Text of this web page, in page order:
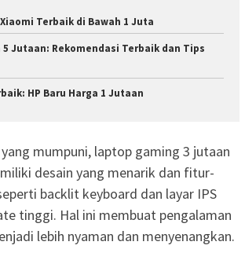
Terbaik di Bawah 1 Juta
5 Jutaan: Rekomendasi Terbaik dan Tips
HP Baru Harga 1 Jutaan
mumpuni, laptop gaming 3 jutaan
desain yang menarik dan fitur-
backlit keyboard dan layar IPS
tinggi. Hal ini membuat pengalaman
lebih nyaman dan menyenangkan.